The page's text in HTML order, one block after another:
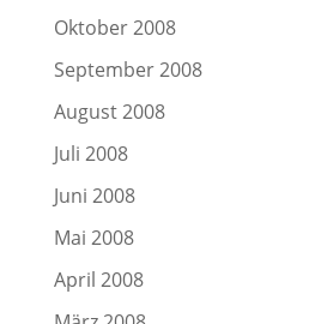
Oktober 2008
September 2008
August 2008
Juli 2008
Juni 2008
Mai 2008
April 2008